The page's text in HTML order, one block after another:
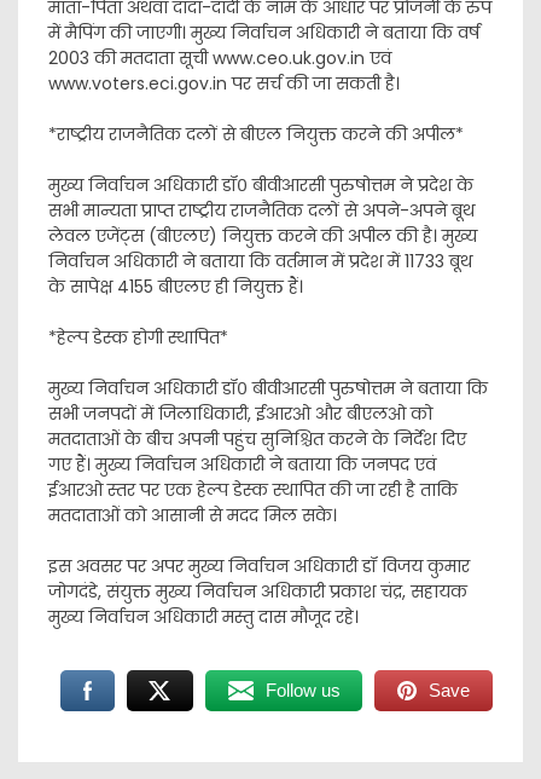
माता-पिता अथवा दादा-दादी के नाम के आधार पर प्रोजनी के रुप
में मैपिंग की जाएगी। मुख्य निर्वाचन अधिकारी ने बताया कि वर्ष
2003 की मतदाता सूची www.ceo.uk.gov.in एवं
www.voters.eci.gov.in पर सर्च की जा सकती है।
*राष्ट्रीय राजनैतिक दलों से बीएल नियुक्त करने की अपील*
मुख्य निर्वाचन अधिकारी डॉ० बीवीआरसी पुरुषोत्तम ने प्रदेश के
सभी मान्यता प्राप्त राष्ट्रीय राजनैतिक दलों से अपने-अपने बूथ
लेवल एजेंट्स (बीएलए) नियुक्त करने की अपील की है। मुख्य
निर्वाचन अधिकारी ने बताया कि वर्तमान में प्रदेश में 11733 बूथ
के सापेक्ष 4155 बीएलए ही नियुक्त हैं।
*हेल्प डेस्क होगी स्थापित*
मुख्य निर्वाचन अधिकारी डॉ० बीवीआरसी पुरुषोत्तम ने बताया कि
सभी जनपदों में जिलाधिकारी, ईआरओ और बीएलओ को
मतदाताओं के बीच अपनी पहुंच सुनिश्चित करने के निर्देश दिए
गए हैं। मुख्य निर्वाचन अधिकारी ने बताया कि जनपद एवं
ईआरओ स्तर पर एक हेल्प डेस्क स्थापित की जा रही है ताकि
मतदाताओं को आसानी से मदद मिल सके।
इस अवसर पर अपर मुख्य निर्वाचन अधिकारी डॉ विजय कुमार
जोगदंडे, संयुक्त मुख्य निर्वाचन अधिकारी प्रकाश चंद्र, सहायक
मुख्य निर्वाचन अधिकारी मस्तु दास मौजूद रहे।
Follow us Save